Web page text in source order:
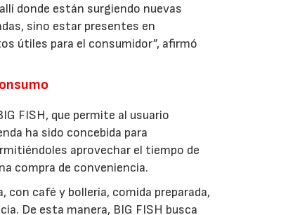
donde están surgiendo nuevas
sino estar presentes en
útiles para el consumidor”, afirmó
FISH, que permite al usuario
ha sido concebida para
aprovechar el tiempo de
compra de conveniencia.
café y bollería, comida preparada,
De esta manera, BIG FISH busca